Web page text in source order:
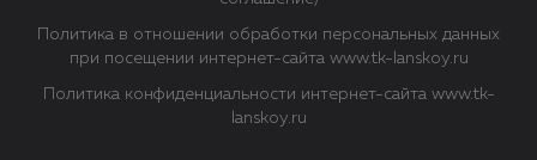
Политика в отношении обработки персональных данных
при посещении интернет-сайта www.tk-lanskoy.ru
Политика конфиденциальности интернет-сайта www.tk-
lanskoy.ru